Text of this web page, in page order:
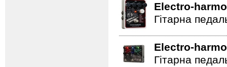
Electro-
Гітарна
Electro-
Гітарна